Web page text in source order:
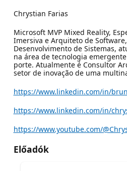
Chrystian Farias
Microsoft MVP Mixed Reality,
Imersiva e Arquiteto de
Desenvolvimento de Sistemas,
na área de tecnologia
porte. Atualmente é Consultor
setor de inovação de uma
https://www.linkedin.com/in/
https://www.linkedin.com/in/
https://www.youtube.com/
Előadók